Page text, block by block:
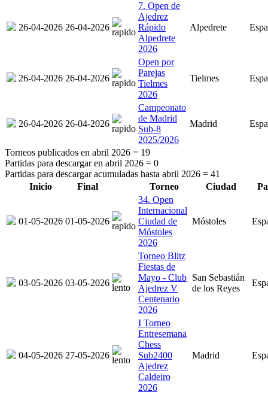
26-04-2026 26-04-2026
7. Open de
Ajedrez
Rápido
Alpedrete
2026
Alpedrete
26-04-2026 26-04-2026
Open por
Parejas
Tielmes
2026
Tielmes
26-04-2026 26-04-2026
Campeonato
de Madrid
Sub-8
2025/2026
Madrid
Torneos publicados en abril 2026 = 19
Partidas para descargar en abril 2026 = 0
Partidas para descargar acumuladas hasta abril 2026 = 41
Inicio
Final Torneo Ciudad
01-05-2026 01-05-2026
34. Open
Internacional
Ciudad de
Móstoles
2026
Móstoles
03-05-2026 03-05-2026
Torneo Blitz
Fiestas de
Mayo - Club
Ajedrez V
Centenario
2026
San Sebastián
de los Reyes
04-05-2026 27-05-2026
I Torneo
Entresemana
Chess
Sub2400
Ajedrez
Caldeiro
2026
Madrid